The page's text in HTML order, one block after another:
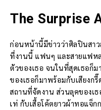
The Surprise
ก่อนหน้านี้มีข่าวว่าศิลปินสา
ที่งานนี้ แฟนๆ และสายแฟห
ตัวของเธอ จนในที่สุดเธอก็ม
ของเธอก็มาพร้อมกับเสียง
สถานที่จัดงาน ส่วนลุคของเ
เท่ กับเสื้อโค้ตยาวผ้าทอแจ็ก